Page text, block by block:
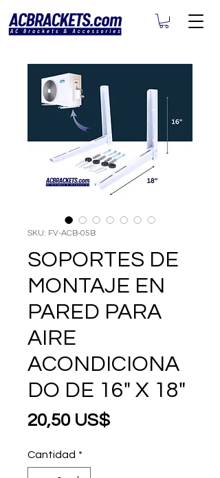
SKU: FV-ACB-05B
SOPORTES DE
MONTAJE EN
PARED PARA
AIRE
ACONDICIONA
DO DE 16" X 18"
20,50 US$Precio
Cantidad *